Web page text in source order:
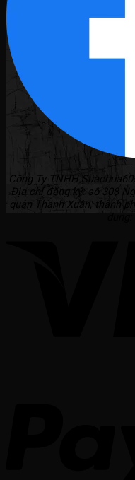
Công Ty TNHH
Địa chỉ đăng ký: số 308
quận Thanh Xuân, thành